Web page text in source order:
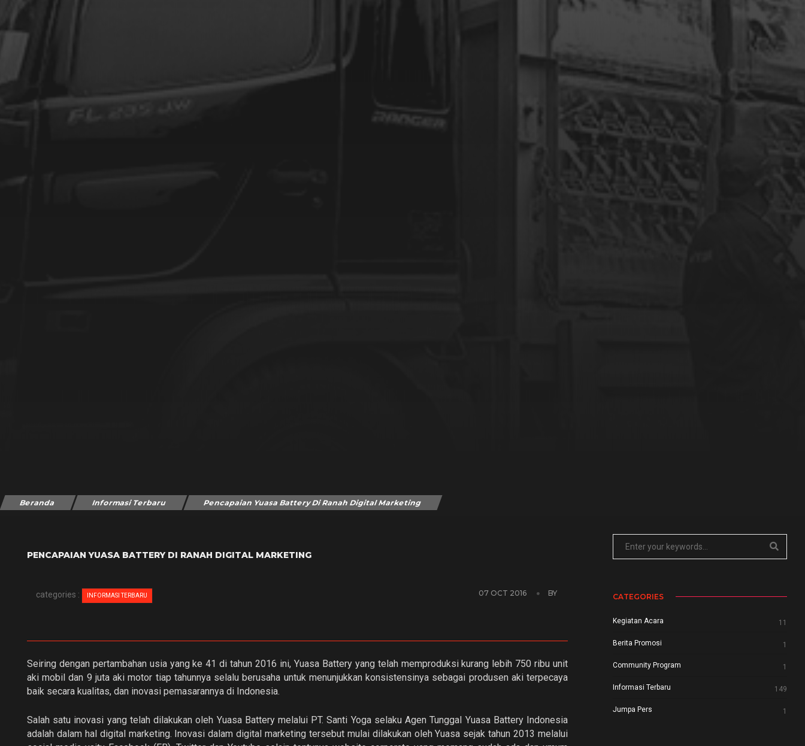
Beranda Informasi Terbaru Pencapaian Yuasa Battery Di Ranah Digital Marketing
PENCAPAIAN YUASA BATTERY DI RANAH DIGITAL MARKETING
categories : INFORMASI TERBARU 07 OCT 2016 BY
Seiring dengan pertambahan usia yang ke 41 di tahun 2016 ini, Yuasa Battery yang telah memproduksi kurang lebih 750 ribu unit
aki mobil dan 9 juta aki motor tiap tahunnya selalu berusaha untuk menunjukkan konsistensinya sebagai produsen aki terpecaya
baik secara kualitas, dan inovasi pemasarannya di Indonesia.
Salah satu inovasi yang telah dilakukan oleh Yuasa Battery melalui PT. Santi Yoga selaku Agen Tunggal Yuasa Battery Indonesia
adalah dalam hal digital marketing. Inovasi dalam digital marketing tersebut mulai dilakukan oleh Yuasa sejak tahun 2013 melalui
CATEGORIES
Kegiatan Acara 11
Berita Promosi 1
Community Program 1
Informasi Terbaru 149
Jumpa Pers 1